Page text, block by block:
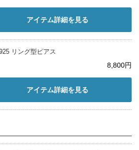
アイテム詳細を見る
リング型ピアス
8,800円
アイテム詳細を見る